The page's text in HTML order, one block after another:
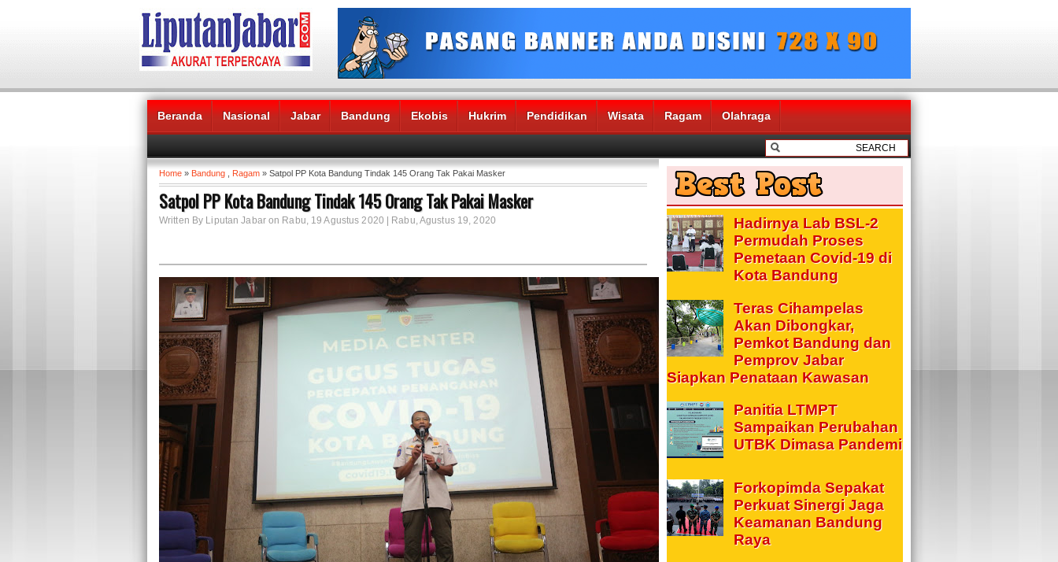
Beranda Nasional Jabar Bandung Ekobis Hukrim Pendidikan Wisata Ragam Olahraga
Headlines News :
Home » Bandung Ragam » Satpol PP Kota Bandung Tindak 145 Orang Tak Pakai Masker
Satpol PP Kota Bandung Tindak 145 Orang Tak Pakai Masker
Written By Liputan Jabar on Rabu, 19 Agustus 2020 | Rabu, Agustus 19, 2020
Hadirnya Lab BSL-2
Permudah Proses
Pemetaan Covid-19 di
Kota Bandung
Teras Cihampelas
Akan Dibongkar,
Pemkot Bandung dan
Pemprov Jabar
Siapkan Penataan Kawasan
Panitia LTMPT
Sampaikan Perubahan
UTBK Dimasa Pandemi
Forkopimda Sepakat
Perkuat Sinergi Jaga
Keamanan Bandung
Raya